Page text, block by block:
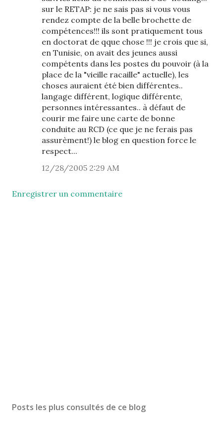
sur le RETAP: je ne sais pas si vous vous
rendez compte de la belle brochette de
compétences!!! ils sont pratiquement tous
en doctorat de qque chose !!! je crois que si,
en Tunisie, on avait des jeunes aussi
compétents dans les postes du pouvoir (à la
place de la "vieille racaille" actuelle), les
choses auraient été bien différentes..
langage différent, logique différente,
personnes intéressantes.. à défaut de
courir me faire une carte de bonne
conduite au RCD (ce que je ne ferais pas
assurèment!) le blog en question force le
respect...
12/28/2005 2:29 AM
Enregistrer un commentaire
Posts les plus consultés de ce blog